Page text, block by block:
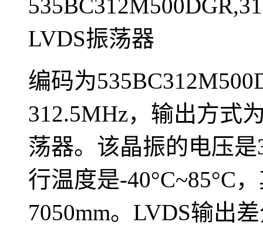
LVDS振荡器
编码为
312.5MHz，输出方式
荡器。该晶振的电压
行温度是-40°C~85°C
7050mm。LVDS输出